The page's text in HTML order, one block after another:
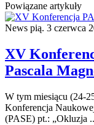
Powiązane artykuły
News pią. 3 czerwca
XV
Pascala
W tym miesiącu (24-
Konferencja
(PASE) pt.: „Okluzja